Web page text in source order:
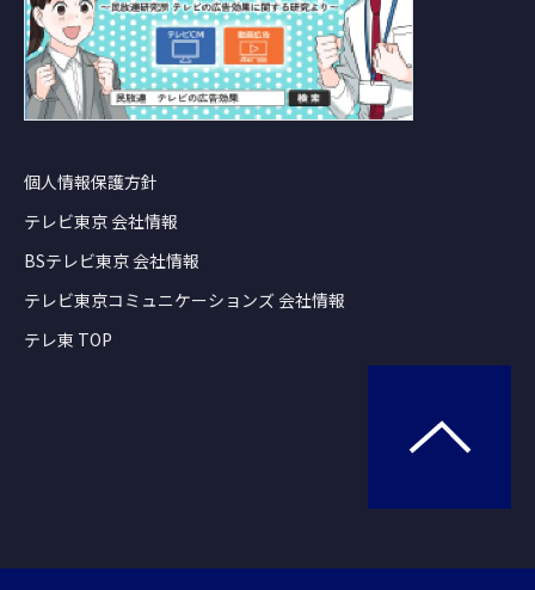
個人情報保護方針
テレビ東京 会社情報
BSテレビ東京 会社情報
テレビ東京コミュニケーションズ 会社情報
テレ東 TOP